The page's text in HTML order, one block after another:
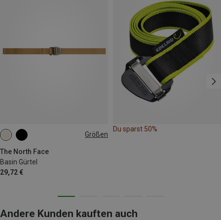
Größen
The North Face
Basin Gürtel
29,72 €
S M
Du sparst 50%
Andere Kunden kauften auch